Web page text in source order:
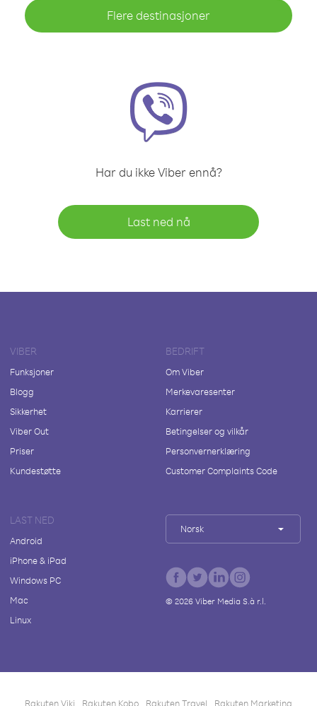
Flere destinasjoner
Har du ikke Viber ennå?
Last ned nå
VIBER
Funksjoner
Blogg
Sikkerhet
Viber Out
Priser
Kundestøtte
BEDRIFT
Om Viber
Merkevaresenter
Karrierer
Betingelser og vilkår
Personvernerklæring
Customer Complaints Code
LAST NED
Android
iPhone & iPad
Windows PC
Mac
Linux
Norsk
© 2026Viber Media S.à r.l.
Rakuten Viki Rakuten Kobo Rakuten Travel Rakuten Marketing